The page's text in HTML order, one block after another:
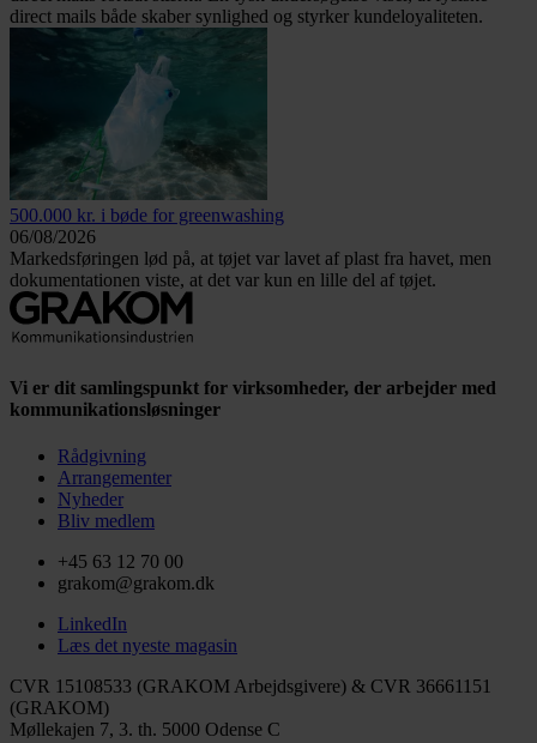
direct mails både skaber synlighed og styrker kundeloyaliteten.
500.000 kr. i bøde for greenwashing
06/08/2026
Markedsføringen lød på, at tøjet var lavet af plast fra havet, men
dokumentationen viste, at det var kun en lille del af tøjet.
Vi er dit samlingspunkt for virksomheder, der arbejder med
kommunikationsløsninger
Rådgivning
Arrangementer
Nyheder
Bliv medlem
+45 63 12 70 00
grakom@grakom.dk
LinkedIn
Læs det nyeste magasin
CVR 15108533 (GRAKOM Arbejdsgivere) & CVR 36661151
(GRAKOM)
Møllekajen 7, 3. th. 5000 Odense C